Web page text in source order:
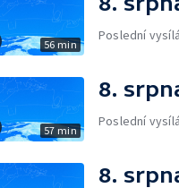
56 min
Poslední
57 min
8.
Poslední
8.